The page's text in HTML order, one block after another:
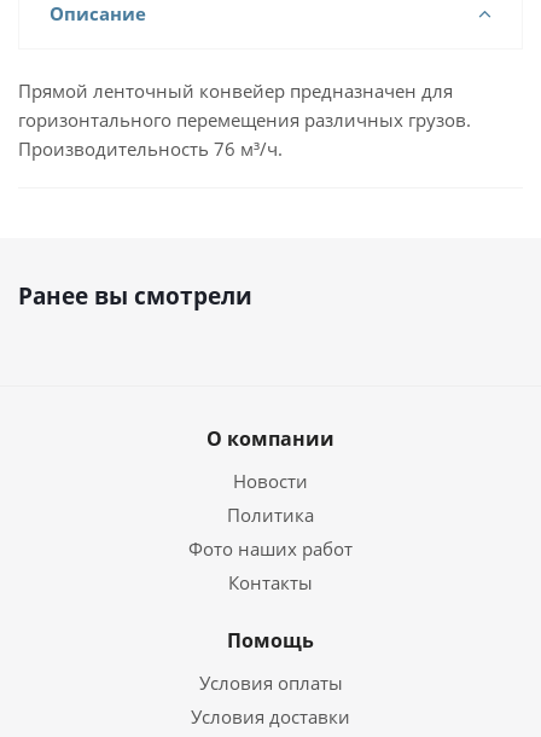
Описание
Прямой ленточный конвейер предназначен для
горизонтального перемещения различных грузов.
Производительность 76 м³/ч.
Ранее вы смотрели
О компании
Новости
Политика
Фото наших работ
Контакты
Помощь
Условия оплаты
Условия доставки